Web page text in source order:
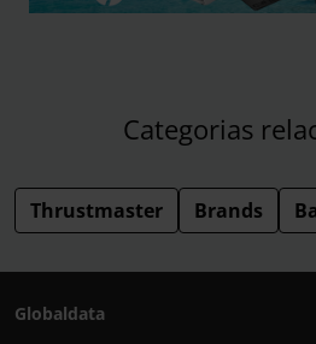
Categorias
Thrustmaster Brands
Globaldata